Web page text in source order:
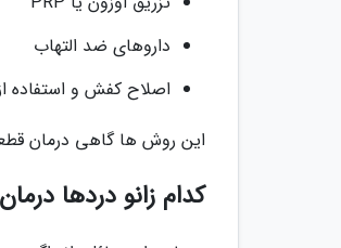
داروهای ضد التهاب
اصلاح کفش و استفاده
این روش ها گاهی درمان
کدام زانو دردها